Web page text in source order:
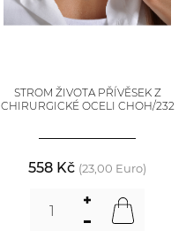
STROM ŽIVOTA PŘÍVĚSEK Z
CHIRURGICKÉ OCELI CHOH/232
558 Kč (23,00 Euro)